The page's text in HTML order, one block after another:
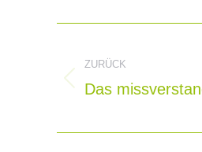
ZURÜCK
Vorheriger
Das